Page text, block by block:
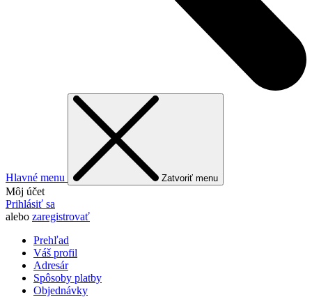
Hlavné menu Zatvoriť menu
Môj účet
Prihlásiť sa
alebo zaregistrovať
Prehľad
Váš profil
Adresár
Spôsoby platby
Objednávky